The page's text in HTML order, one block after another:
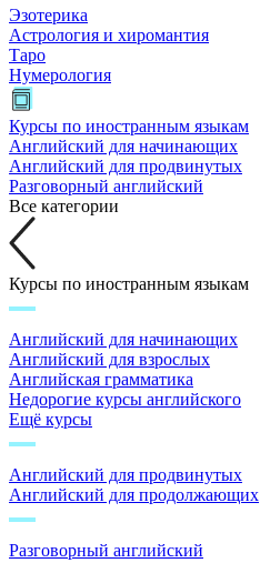
Эзотерика
Астрология и хиромантия
Таро
Нумерология
Курсы по иностранным языкам
Английский для начинающих
Английский для продвинутых
Разговорный английский
Все категории
Курсы по иностранным языкам
Английский для начинающих
Английский для взрослых
Английская грамматика
Недорогие курсы английского
Ещё курсы
Английский для продвинутых
Английский для продолжающих
Разговорный английский